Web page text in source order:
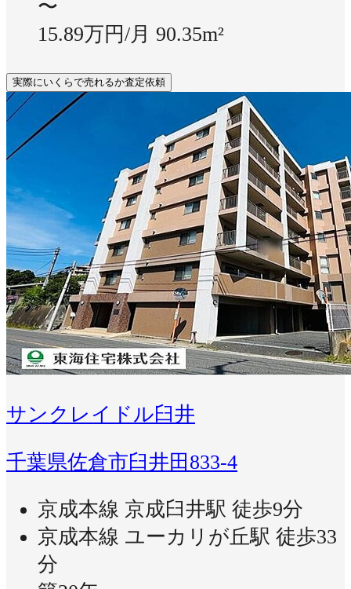
〜
15.89万円/月 90.35m²
実際にいくらで売れるか査定依頼
サンクレイドル臼井
千葉県佐倉市臼井田833-4
京成本線 京成臼井駅 徒歩9分
京成本線 ユーカリが丘駅 徒歩33
分